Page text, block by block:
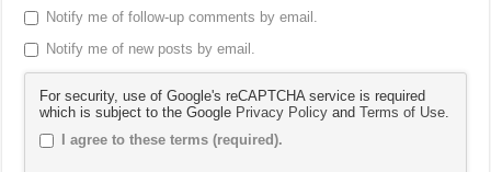
Notify me of follow-up comments by email.
Notify me of new posts by email.
For security, use of Google's reCAPTCHA service is required
which is subject to the Google Privacy Policy andTerms of Use.
I agree to these terms (required).